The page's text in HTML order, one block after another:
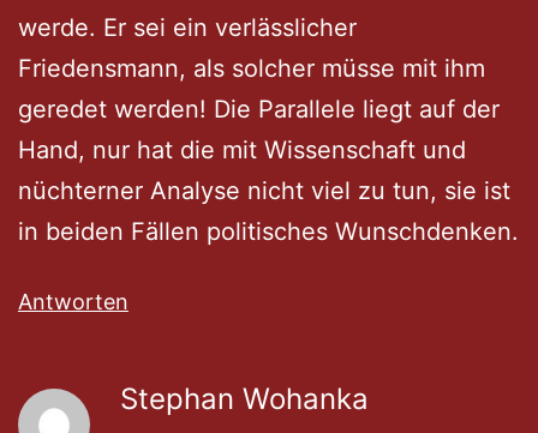
werde. Er sei ein verlässlicher
Friedensmann, als solcher müsse mit ihm
geredet werden! Die Parallele liegt auf der
Hand, nur hat die mit Wissenschaft und
nüchterner Analyse nicht viel zu tun, sie ist
in beiden Fällen politisches Wunschdenken.
Antworten
Stephan Wohanka